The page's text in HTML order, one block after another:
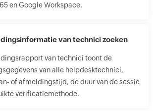
en Google Workspace.
van technici zoeken
van technici toont de
van alle helpdesktechnici,
of afmeldingstijd, de duur van de sessie
verificatiemethode.